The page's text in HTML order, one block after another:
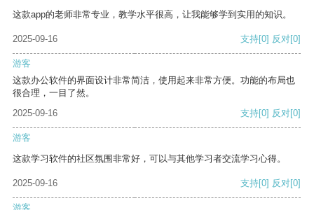
这款app的老师非常专业，教学水平很高，让我能够学到实用的知识。
2025-09-16 支持[0] 反对[0]
游客
这款办公软件的界面设计非常简洁，使用起来非常方便。功能的布局也
很合理，一目了然。
2025-09-16
支持[0] 反对[0]
游客
这款学习软件的社区氛围非常好，可以与其他学习者交流学习心得。
2025-09-16 支持[0] 反对[0]
游客